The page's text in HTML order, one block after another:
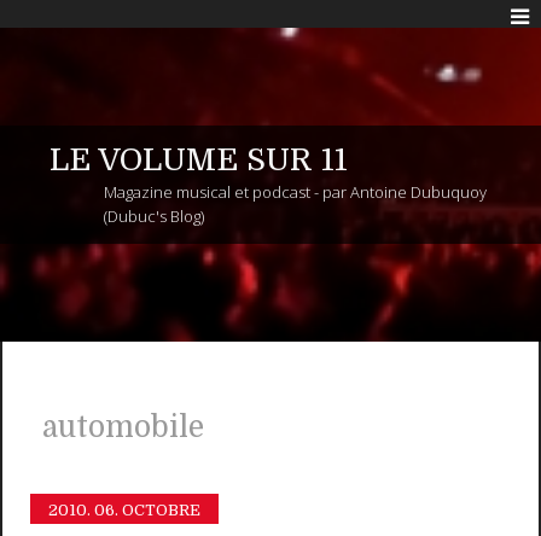
LE VOLUME SUR 11
Magazine musical et podcast - par Antoine Dubuquoy
(Dubuc's Blog)
automobile
2010. 06. OCTOBRE